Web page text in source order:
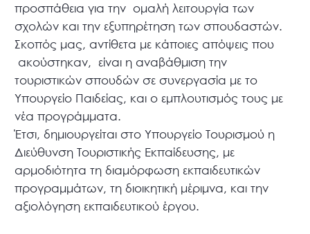
προσπάθεια για την ομαλή λειτουργία των
σχολών και την εξυπηρέτηση των σπουδαστών.
Σκοπός μας, αντίθετα με κάποιες απόψεις που
ακούστηκαν, είναι η αναβάθμιση την
τουριστικών σπουδών σε συνεργασία με το
Υπουργείο Παιδείας, και ο εμπλουτισμός τους με
νέα προγράμματα.
Έτσι, δημιουργείται στο Υπουργείο Τουρισμού η
Διεύθυνση Τουριστικής Εκπαίδευσης, με
αρμοδιότητα τη διαμόρφωση εκπαιδευτικών
προγραμμάτων, τη διοικητική μέριμνα, και την
αξιολόγηση εκπαιδευτικού έργου.